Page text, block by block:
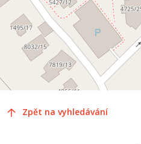
Zpět na vyhledávání